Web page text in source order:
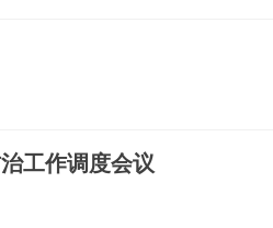
工作调度会议